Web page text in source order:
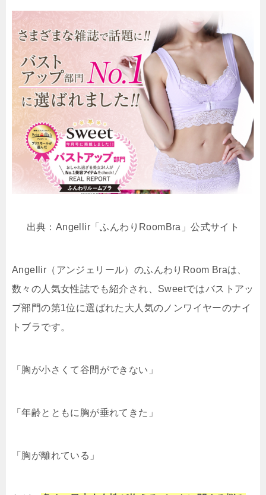
出典：Angellir「ふんわりRoomBra」公式サイト
Angellir（アンジェリール）のふんわりRoom Braは、
数々の人気女性誌でも紹介され、Sweetではバストアッ
プ部門の第1位に選ばれた大人気のノンワイヤーのナイ
トブラです。
「胸が小さくて谷間ができない」
「年齢とともに胸が垂れてきた」
「胸が離れている」